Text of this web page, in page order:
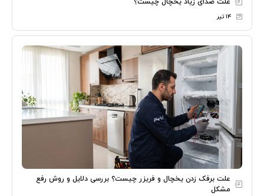
۱۴ تیر
علت برفک زدن یخچال و فریزر چیست؟ بررسی دلایل و روش رفع
مشکل